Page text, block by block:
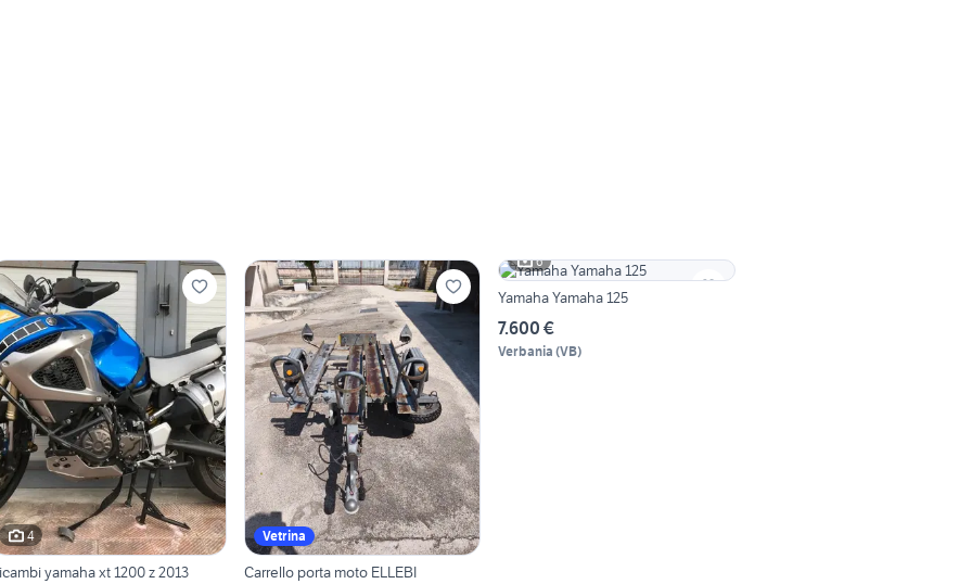
4
yamaha xt 1200 z 2013
Vetrina
Carrello porta moto ELLEBI
6
Yamaha Yamaha 125
7.600 €
Verbania (VB)